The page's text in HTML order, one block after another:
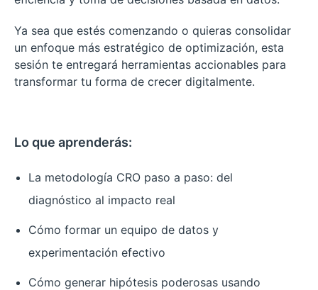
Ya sea que estés comenzando o quieras consolidar
un enfoque más estratégico de optimización, esta
sesión te entregará herramientas accionables para
transformar tu forma de crecer digitalmente.
Lo que aprenderás:
La metodología CRO paso a paso: del
diagnóstico al impacto real
Cómo formar un equipo de datos y
experimentación efectivo
Cómo generar hipótesis poderosas usando